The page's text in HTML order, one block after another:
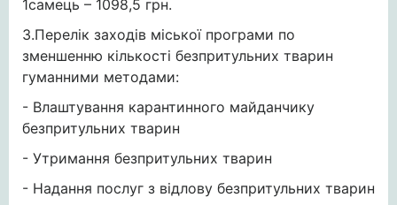
1самець – 1098,5 грн.
3.Перелік заходів міської програми по
зменшенню кількості безпритульних тварин
гуманними методами:
- Влаштування карантинного майданчику
безпритульних тварин
- Утримання безпритульних тварин
- Надання послуг з відлову безпритульних тварин